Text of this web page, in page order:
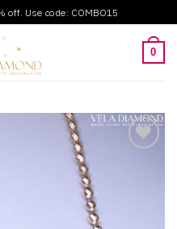
off. Use code: COMBO15
0